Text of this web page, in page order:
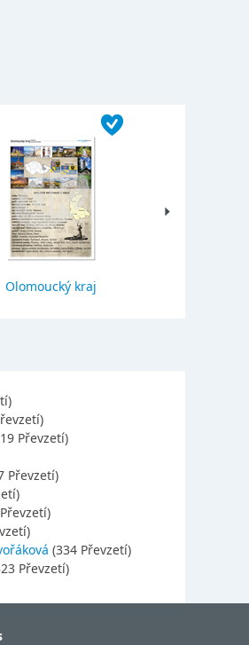
Olomoucký kraj
Převzetí)
Převzetí)
(334 Převzetí)
Převzetí)